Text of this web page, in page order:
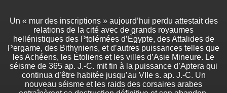
Un « mur des inscriptions » aujourd’hui perdu attestait des
relations de la cité avec de grands royaumes
hellénistiques des Ptolémées d’Égypte, des Attalides de
Pergame, des Bithyniens, et d’autres puissances telles que
les Achéens, les Étoliens et les villes d’Asie Mineure. Le
séisme de 365 ap. J.-C. mit fin à la puissance d’Aptera qui
continua d’être habitée jusqu’au VIIe s. ap. J.-C. Un
nouveau séisme et les raids des corsaires arabes